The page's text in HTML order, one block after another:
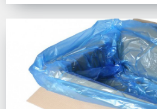
Прочая полиэтиленовая упаковка